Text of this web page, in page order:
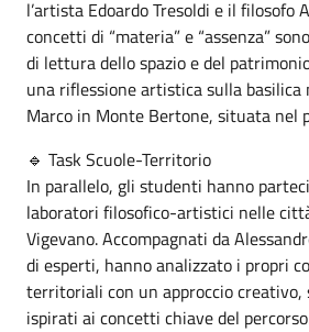
l’artista Edoardo Tresoldi e il filosofo
concetti di “materia” e “assenza”
di lettura dello spazio e del
una riflessione artistica sulla basilica
Marco in Monte Bertone, situata nel
🔹 Task Scuole-Territorio
In parallelo, gli studenti hanno
laboratori filosofico-artistici nelle
Vigevano. Accompagnati da
di esperti, hanno analizzato i propri
territoriali con un approccio creativo,
ispirati ai concetti chiave del